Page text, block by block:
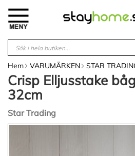
innehållet
Hem VARUMÄRKEN STAR
Crisp Elljusstake
32cm
Star Trading